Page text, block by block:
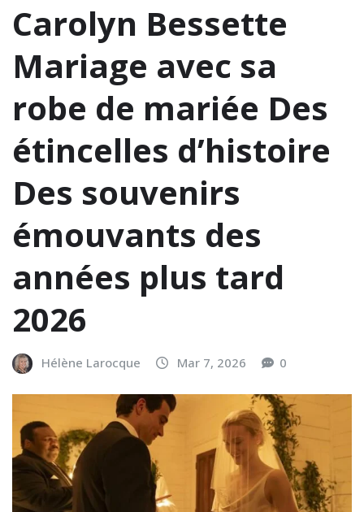
Carolyn Bessette
Mariage avec sa
robe de mariée Des
étincelles d’histoire
Des souvenirs
émouvants des
années plus tard
2026
Hélène Larocque Mar 7, 2026 0